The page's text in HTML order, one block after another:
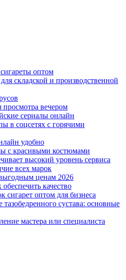
оптом
складской и производственной
вечером
сериалы онлайн
в соцсетях с горячими
удобно
с красивыми костюмами
высокий уровень сервиса
всех марок
ценам 2026
качество
сигарет оптом для бизнеса
сустава: основные
мастера или специалиста